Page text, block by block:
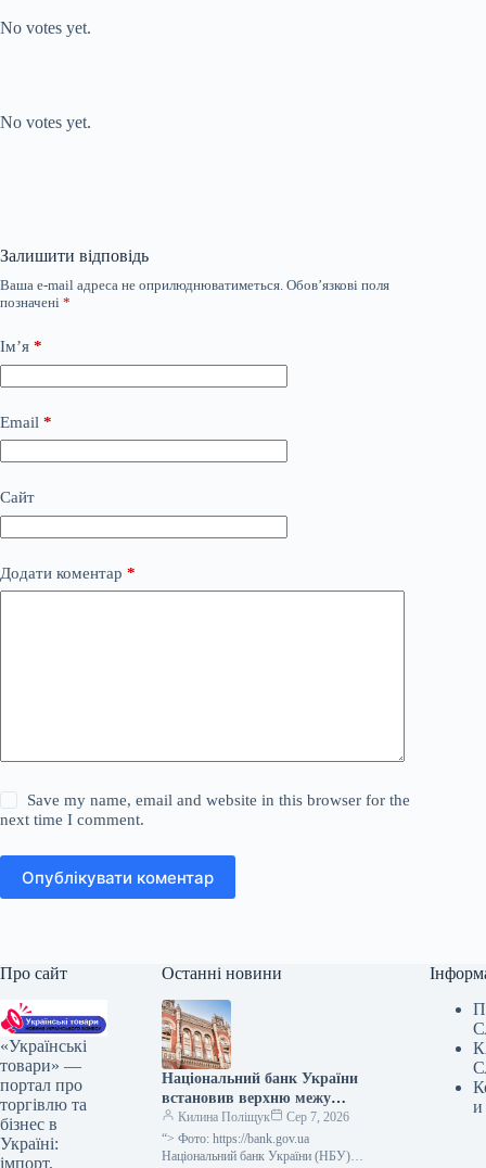
No votes yet.
No votes yet.
Залишити відповідь
Ваша e-mail адреса не оприлюднюватиметься. Обов’язкові поля
позначені *
Ім’я *
Email *
Сайт
Додати коментар *
Save my name, email and website in this browser for the
next time I comment.
Опублікувати коментар
Про сайт
«Українські
товари» —
портал про
торгівлю та
бізнес в
Україні:
імпорт,
Останні новини
Національний банк України
встановив верхню межу
відсоткової ставки за
тримісячними депозитними
сертифікатами, яка не
Килина Поліщук
Сер 7, 2026
“> Фото: https://bank.gov.ua
Національний банк України (НБУ)
и